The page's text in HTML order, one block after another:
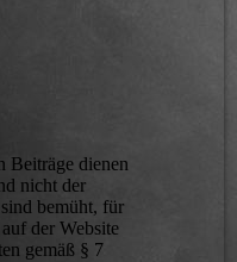
Beiträge dienen
nicht der
bemüht, für
der Website
gemäß § 7